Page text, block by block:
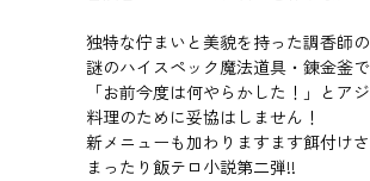
独特な佇まいと美貌を持った調香師
謎のハイスペック魔法道具・錬金釜
「お前今度は何やらかした！」とア
料理のために妥協はしません！
新メニューも加わりますます餌付け
まったり飯テロ